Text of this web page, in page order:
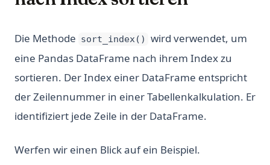
Die Methode sort_index()
wird verwendet, um
eine Pandas DataFrame nach ihrem Index zu
sortieren. Der Index einer DataFrame entspricht
der Zeilennummer in einer Tabellenkalkulation. Er
identifiziert jede Zeile in der DataFrame.
Werfen wir einen Blick auf ein Beispiel.